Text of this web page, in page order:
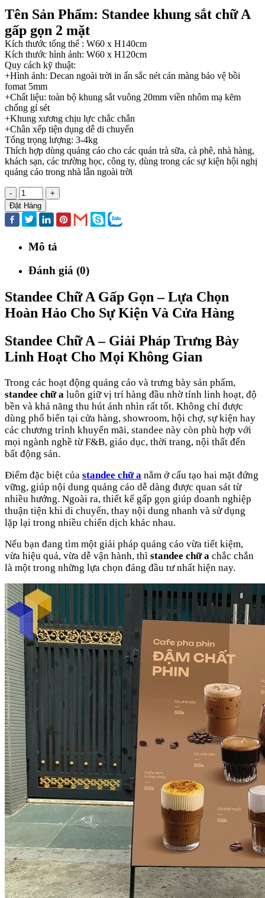
Tên Sản Phẩm: Standee khung sắt chữ A
gấp gọn 2 mặt
Kích thước tổng thể : W60 x H140cm
Kích thước hình ảnh: W60 x H120cm
Quy cách kỹ thuật:
+Hình ảnh: Decan ngoài trời in ấn sắc nét cán màng bảo vệ bồi
fomat 5mm
+Chất liệu: toàn bộ khung sắt vuông 20mm viền nhôm mạ kẽm
chống gỉ sét
+Khung xương chịu lực chắc chắn
+Chân xếp tiện dụng dễ di chuyển
Tổng trọng lượng: 3-4kg
Thích hợp dùng quảng cáo cho các quán trà sữa, cà phê, nhà hàng,
khách sạn, các trường học, công ty, dùng trong các sự kiện hội nghị
quảng cáo trong nhà lẫn ngoài trời
-
+
Đặt Hàng
Mô tả
Đánh giá (0)
Standee Chữ A Gấp Gọn – Lựa Chọn
Hoàn Hảo Cho Sự Kiện Và Cửa Hàng
Standee Chữ A – Giải Pháp Trưng Bày
Linh Hoạt Cho Mọi Không Gian
Trong các hoạt động quảng cáo và trưng bày sản phẩm,
standee chữ a luôn giữ vị trí hàng đầu nhờ tính linh hoạt, độ
bền và khả năng thu hút ánh nhìn rất tốt. Không chỉ được
dùng phổ biến tại cửa hàng, showroom, hội chợ, sự kiện hay
các chương trình khuyến mãi, standee này còn phù hợp với
mọi ngành nghề từ F&B, giáo dục, thời trang, nội thất đến
bất động sản.
Điểm đặc biệt của standee chữ a nằm ở cấu tạo hai mặt đứng
vững, giúp nội dung quảng cáo dễ dàng được quan sát từ
nhiều hướng. Ngoài ra, thiết kế gấp gọn giúp doanh nghiệp
thuận tiện khi di chuyển, thay nội dung nhanh và sử dụng
lặp lại trong nhiều chiến dịch khác nhau.
Nếu bạn đang tìm một giải pháp quảng cáo vừa tiết kiệm,
vừa hiệu quả, vừa dễ vận hành, thì standee chữ a chắc chắn
là một trong những lựa chọn đáng đầu tư nhất hiện nay.